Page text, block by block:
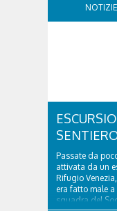
NOTIZIE
Passate da
attivata da un
Rifugio
era fatto male
squadra del